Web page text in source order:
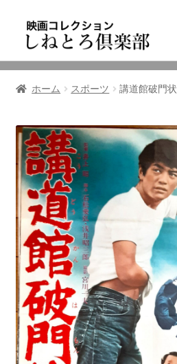
ゲ
シ
ン
へ
ス
キ
ッ
プ
テ
ツ
ス
キ
ッ
プ
ニュース
東三河の映画館
しねとろ倶楽部について
リンクの旅
ホーム スポーツ 講道館破門状